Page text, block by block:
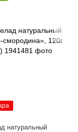
натуральный